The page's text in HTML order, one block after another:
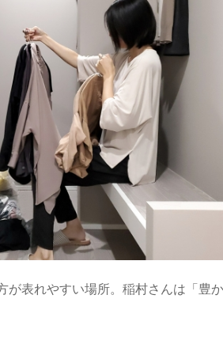
表れやすい場所。稲村さんは「豊か